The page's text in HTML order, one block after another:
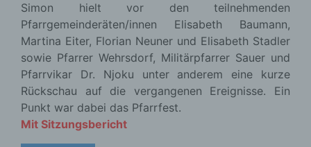
Simon hielt vor den teilnehmenden
Pfarrgemeinderäten/innen Elisabeth Baumann,
Martina Eiter, Florian Neuner und Elisabeth Stadler
sowie Pfarrer Wehrsdorf, Militärpfarrer Sauer und
Pfarrvikar Dr. Njoku unter anderem eine kurze
Rückschau auf die vergangenen Ereignisse. Ein
Punkt war dabei das Pfarrfest.
Mit Sitzungsbericht